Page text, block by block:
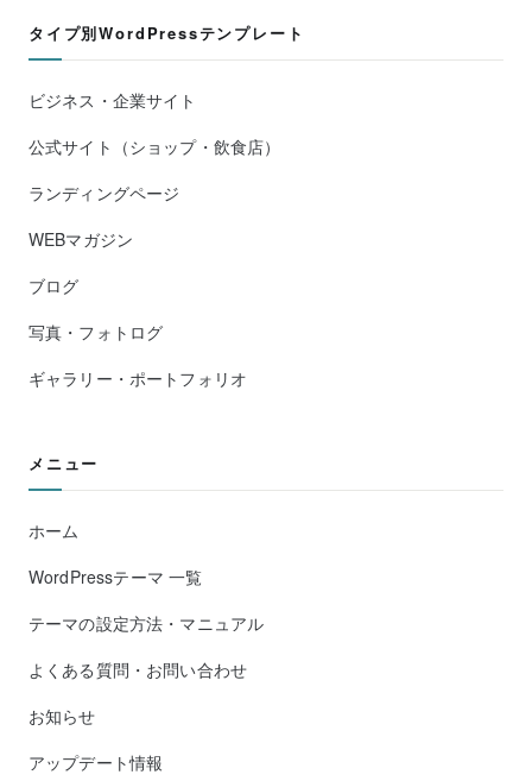
タイプ別WordPressテンプレート
ビジネス・企業サイト
公式サイト（ショップ・飲食店）
ランディングページ
WEBマガジン
ブログ
写真・フォトログ
ギャラリー・ポートフォリオ
メニュー
ホーム
WordPressテーマ 一覧
テーマの設定方法・マニュアル
よくある質問・お問い合わせ
お知らせ
アップデート情報